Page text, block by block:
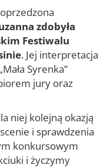
zdobyła
Festiwalu
. Jej interpretacja
Syrenka”
jury oraz
niej kolejną okazją
i sprawdzenia
konkursowym
i życzymy